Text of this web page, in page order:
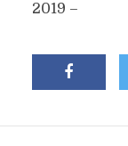
2019 –